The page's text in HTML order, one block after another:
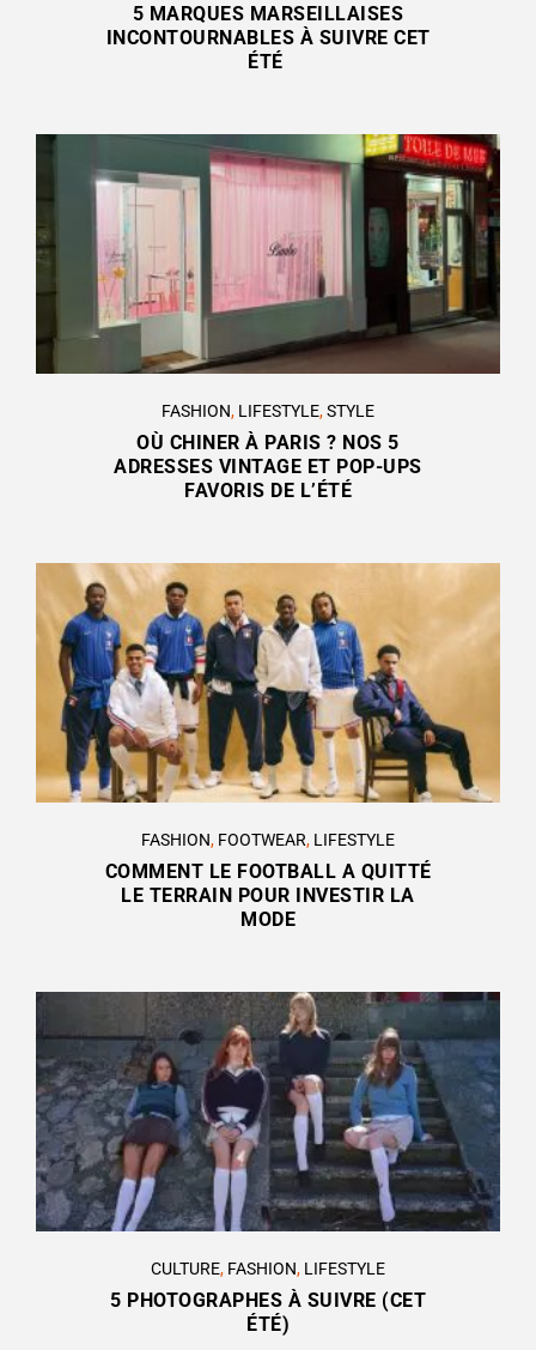
5 MARQUES MARSEILLAISES
INCONTOURNABLES À SUIVRE CET
ÉTÉ
FASHION, LIFESTYLE,STYLE
OÙ CHINER À PARIS ? NOS 5
ADRESSES VINTAGE ET POP-UPS
FAVORIS DE L’ÉTÉ
FASHION, FOOTWEAR, LIFESTYLE
COMMENT LE FOOTBALL A QUITTÉ
LE TERRAIN POUR INVESTIR LA
MODE
CULTURE, FASHION, LIFESTYLE
5 PHOTOGRAPHES À SUIVRE (CET
ÉTÉ)